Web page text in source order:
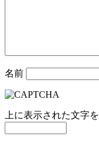
名前
上に表示された文字